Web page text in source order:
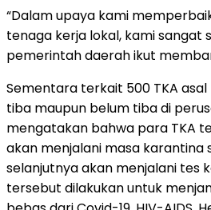
“Dalam upaya kami
tenaga kerja lokal, kami sangat
pemerintah daerah ikut
Sementara terkait 500 TKA
tiba maupun belum tiba di
mengatakan bahwa para TKA
akan menjalani masa karantina
selanjutnya akan menjalani tes
tersebut dilakukan untuk